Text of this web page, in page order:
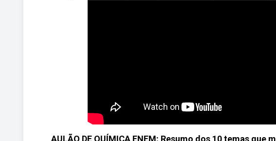
AULÃO DE QUÍMICA ENEM: Resumo dos 10 temas que